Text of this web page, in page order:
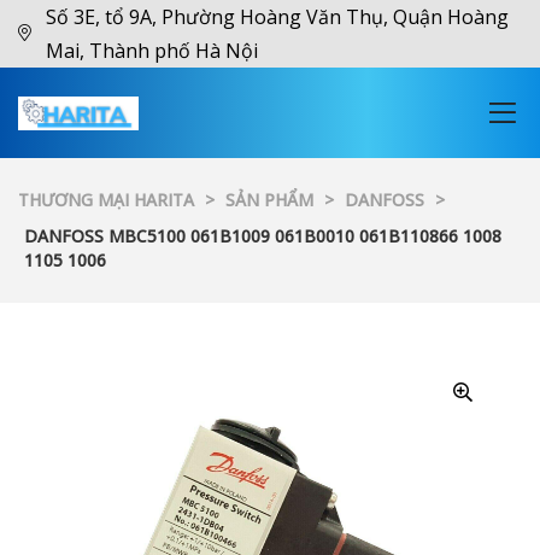
Số 3E, tổ 9A, Phường Hoàng Văn Thụ, Quận Hoàng
Mai, Thành phố Hà Nội
THƯƠNG MẠI HARITA > SẢN PHẨM > DANFOSS >
DANFOSS MBC5100 061B1009 061B0010 061B110866 1008
1105 1006